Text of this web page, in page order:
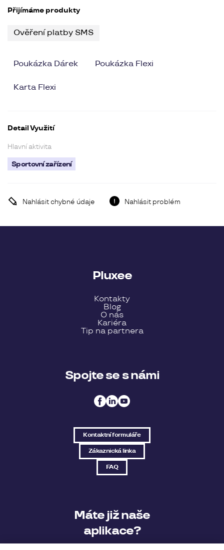
Přijímáme produkty
Ověření platby SMS
Poukázka Dárek Poukázka Flexi
Karta Flexi
Detail Využití
Hlavní aktivita
Sportovní zařízení
Nahlásit chybné údaje Nahlásit problém
Pluxee
Kontakty
Blog
O nás
Kariéra
Tip na partnera
Spojte se s námi
Kontaktní formuláře
Zákaznická linka
FAQ
Máte již naše
aplikace?